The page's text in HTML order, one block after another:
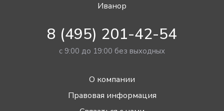
Иванор
8 (495) 201-42-54
с 9:00 до 19:00 без выходных
О компании
Правовая информация